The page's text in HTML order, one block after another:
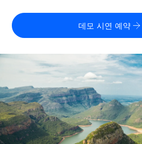
PEO
복잡한 고용 업무를 아웃소싱
인프라
Remote 통합
HR을 워크플로에 매끄럽게 통합
Remote와 다른 솔루션 비교
다른 업체들과 비교해보기
성장 단계
스타트업
성장하는 기업을 위한 민첩한 글로벌
중견기업
맞춤형 HR 솔루션으로 팀 확장
국가별 총 인건비 계산
글로벌 계약직을 위한 통화 옵션과 지급
REMOTE와 함께 배우기
리서치 및 가이드
사례 연구
한국어
English
Nederlands
Français
Deutsch
Español
로그인
데모 시연 예약